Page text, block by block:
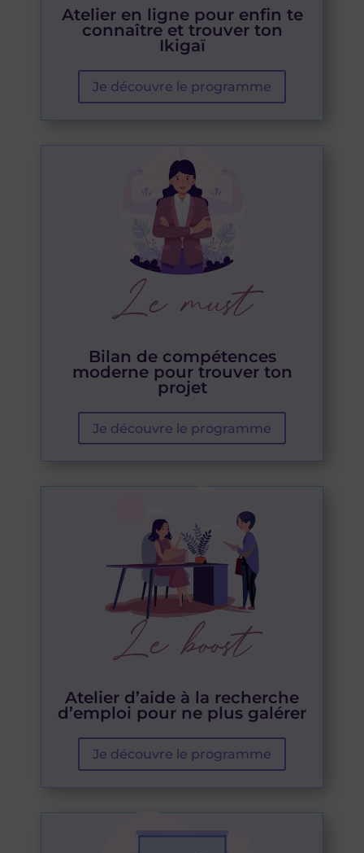
Atelier en ligne pour enfin te
connaître et trouver ton
Ikigaï
Je découvre le programme
Le must
Bilan de compétences
moderne pour trouver ton
projet
Je découvre le programme
Le boost
Atelier d’aide à la recherche
d’emploi pour ne plus galérer
Je découvre le programme